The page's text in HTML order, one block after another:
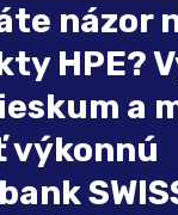
názor
HPE?
a
výkonnú